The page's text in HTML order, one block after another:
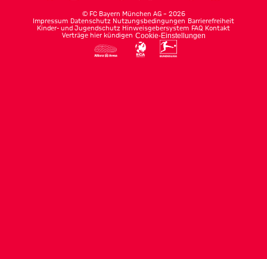
© FC Bayern München AG – 2026
Impressum Datenschutz Nutzungsbedingungen Barrierefreiheit
Kinder- und Jugendschutz Hinweisgebersystem FAQ Kontakt
Verträge hier kündigen Cookie-Einstellungen